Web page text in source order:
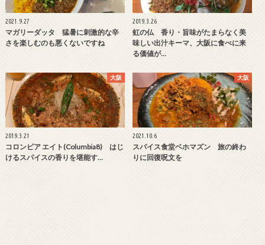
2021.9.27
マガリーダッタ 猛暑に刺激的な辛
さを楽しむのも悪くないですね
2019.3.26
虹の仏 香り・旨味がたまらなく美
味しい出汁キーマ、大阪に食べに来
る価値が…
大阪
2019.3.21
コロンビア エイト(Columbia8) はじ
けるスパイスの香りを堪能す…
大阪
2021.10.6
スパイス食堂ベホマズン 旅の終わ
りに回復呪文を